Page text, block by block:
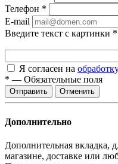
Телефон *
E-mail
Введите текст с картинки *
Я согласен на
* — Обязательные поля
Отменить
Дополнительно
Дополнительная вкладка,
магазине, доставке или